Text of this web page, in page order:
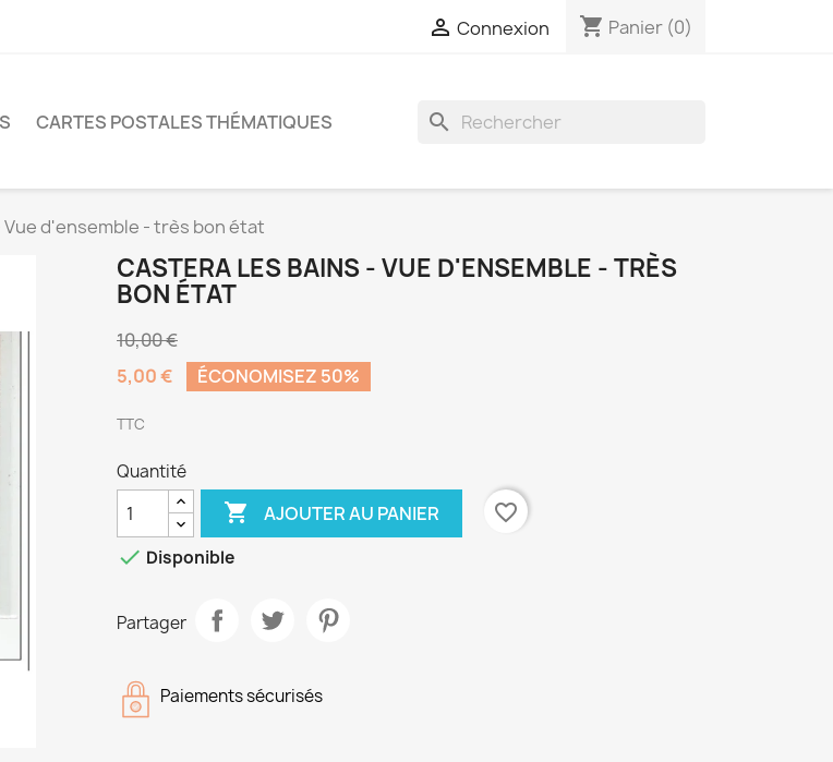
 Connexion shopping_cart Panier (0)
CARTES POSTALES THÉMATIQUES search
- Vue d'ensemble - très bon état
CASTERA LES BAINS - VUE D'ENSEMBLE - TRÈS
BON ÉTAT
10,00 €
5,00 €
ÉCONOMISEZ 50%
TTC
Quantité
 AJOUTER AU PANIER
favorite_border
 Disponible
Partager
Paiements sécurisés